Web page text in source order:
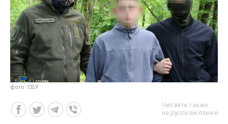
фото: СБУ
Читайте также
на русском языке